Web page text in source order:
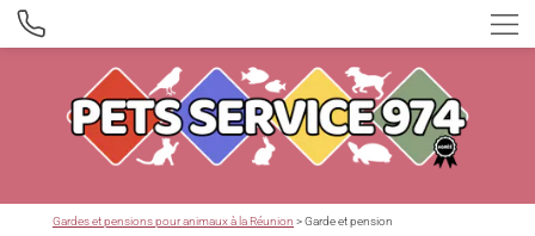
Gardes et pensions pour animaux à la Réunion > Garde et pension